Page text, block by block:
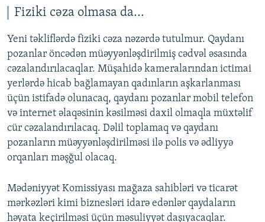
Fiziki cəza olmasa da...
Yeni təkliflərdə fiziki cəza nəzərdə tutulmur. Qaydanı
pozanlar öncədən müəyyənləşdirilmiş cədvəl əsasında
cəzalandırılacaqlar. Müşahidə kameralarından ictimai
yerlərdə hicab bağlamayan qadınların aşkarlanması
üçün istifadə olunacaq, qaydanı pozanlar mobil telefon
və internet əlaqəsinin kəsilməsi daxil olmaqla müxtəlif
cür cəzalandırılacaq. Dəlil toplamaq və qaydanı
pozanların müəyyənləşdirilməsi ilə polis və ədliyyə
orqanları məşğul olacaq.
Mədəniyyət Komissiyası mağaza sahibləri və ticarət
mərkəzləri kimi biznesləri idarə edənlər qaydaların
həyata keçirilməsi üçün məsuliyyət daşıyacaqlar.